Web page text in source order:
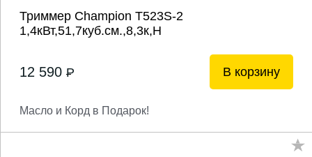
Триммер Champion T523S-2
1,4кВт,51,7куб.см.,8,3к,Н
12 590 P В корзину
Масло и Корд в Подарок!